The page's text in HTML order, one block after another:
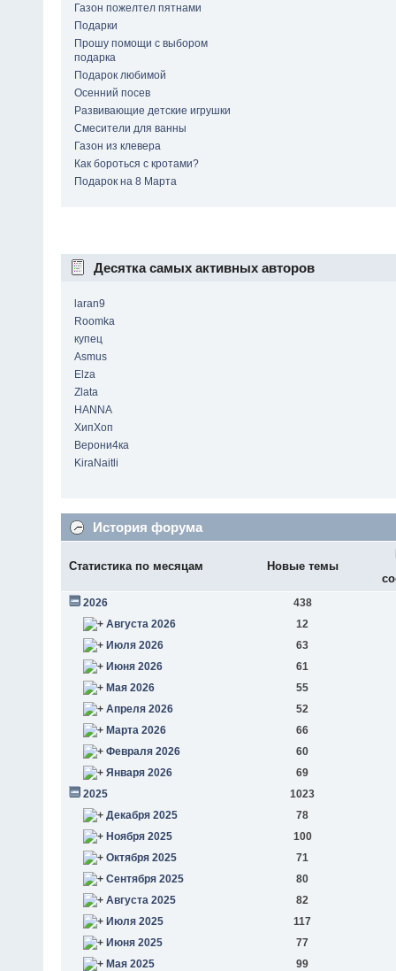
Газон пожелтел пятнами
Подарки
Прошу помощи с выбором
подарка
Подарок любимой
Осенний посев
Развивающие детские игрушки
Смесители для ванны
Газон из клевера
Как бороться с кротами?
Подарок на 8 Марта
Десятка самых активных авторов
laran9
Roomka
купец
Asmus
Elza
Zlata
HANNA
ХипХоп
Верони4ка
KiraNaitli
История форума
Статистика по месяцам Новые темы
2026
438
Августа 2026
12
Июля 2026
63
Июня 2026
61
Мая 2026
55
Апреля 2026
52
Марта 2026
66
Февраля 2026
60
Января 2026
69
2025
1023
Декабря 2025
78
Ноября 2025
100
Октября 2025
71
Сентября 2025
80
Августа 2025
82
Июля 2025
117
Июня 2025
77
Мая 2025
99